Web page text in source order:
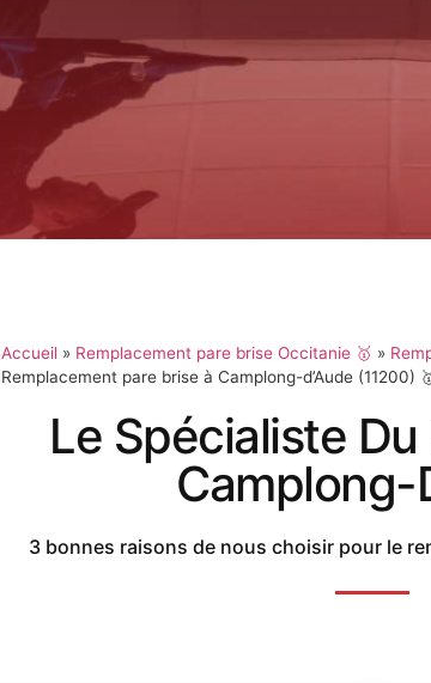
Accueil » Remplacement pare brise Occitanie 🥇 »
Remplacement pare brise à Camplong-d’Aude (11200)
Le Spécialiste
Camplong-
3 bonnes raisons de nous choisir pour le